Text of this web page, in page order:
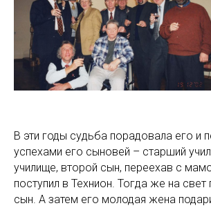
В эти годы судьба порадовала его и
успехами его сыновей – старший
училище, второй сын, переехав с
поступил в Технион. Тогда же на свет
сын. А затем его молодая жена